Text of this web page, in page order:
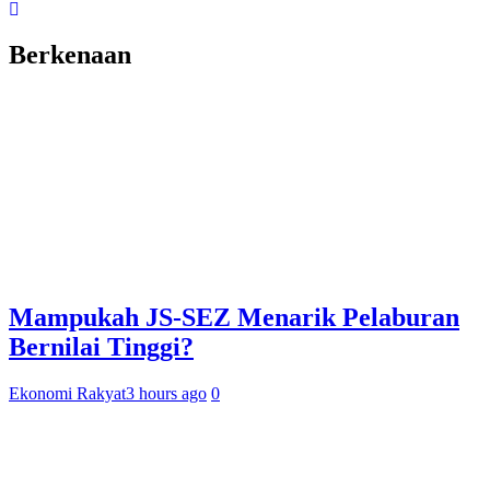
Berkenaan
Mampukah JS-SEZ Menarik Pelaburan
Bernilai Tinggi?
Ekonomi Rakyat3 hours ago 0